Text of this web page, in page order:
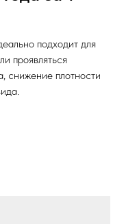
подходит для
проявляться
снижение плотности